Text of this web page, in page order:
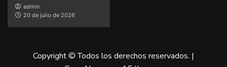
admin
20 de julio de 2026
Copyright © Todos los derechos reservados. |